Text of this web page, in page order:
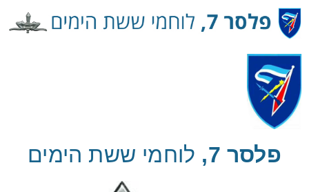
Skip
to
Content
פלסר 7, לוחמי ששת הימים